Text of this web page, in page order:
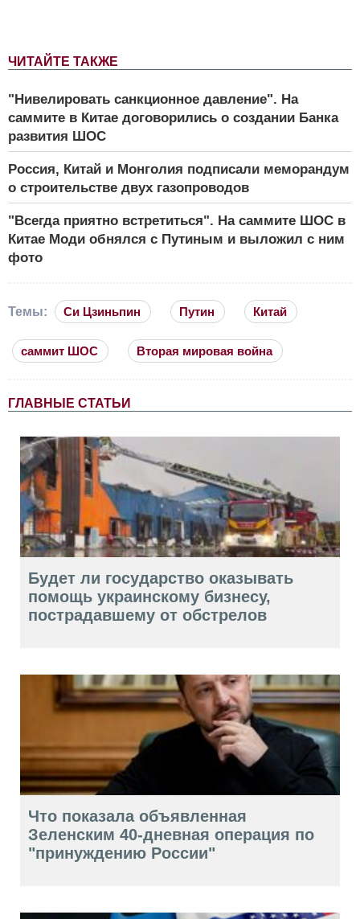
ЧИТАЙТЕ ТАКЖЕ
"Нивелировать санкционное давление". На
саммите в Китае договорились о создании Банка
развития ШОС
Россия, Китай и Монголия подписали меморандум
о строительстве двух газопроводов
"Всегда приятно встретиться". На саммите ШОС в
Китае Моди обнялся с Путиным и выложил с ним
фото
Темы: Си Цзиньпин Путин Китай
саммит ШОС Вторая мировая война
ГЛАВНЫЕ СТАТЬИ
Будет ли государство оказывать
помощь украинскому бизнесу,
пострадавшему от обстрелов
Что показала объявленная
Зеленским 40-дневная операция по
"принуждению России"